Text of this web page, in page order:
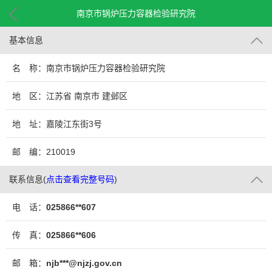
南京市锅炉压力容器检验研究院
基本信息
名 称：南京市锅炉压力容器检验研究院
地 区：江苏省 南京市 建邺区
地 址：嘉陵江东街3号
邮 编：210019
联系信息(点击查看完整号码)
电 话： 025866**607
传 真： 025866**606
邮 箱： njb***@njzj.gov.cn